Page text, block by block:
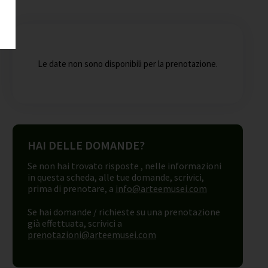
Le date non sono disponibili per la prenotazione.
HAI DELLE DOMANDE?
Se non hai trovato risposte , nelle informazioni
in questa scheda, alle tue domande, scrivici,
prima di prenotare, a info@arteemusei.com
Se hai domande / richieste su una prenotazione
già effettuata, scrivici a
prenotazioni@arteemusei.com